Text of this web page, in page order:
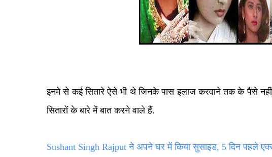
इनमे से कई सितारे ऐसे भी थे जिनके पास इलाज करवाने तक के पैसे
सितारों के बारे में बात करने वाले हैं.
Sushant Singh Rajput ने अपने घर में किया सुसाइड, 5 दिन पहले